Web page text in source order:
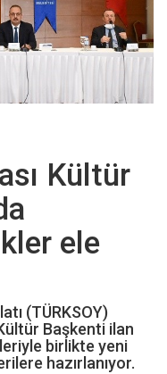
Kültür
ele
(TÜRKSOY)
Başkenti ilan
birlikte yeni
hazırlanıyor.